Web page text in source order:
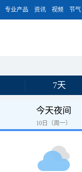
专业产品 资讯 视频 节气
7天
今天夜间
10日（周一）